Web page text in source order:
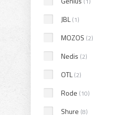
JBL(1)
MOZOS (2)
Nedis (2)
OTL(2)
Rode (10)
Shure (8)